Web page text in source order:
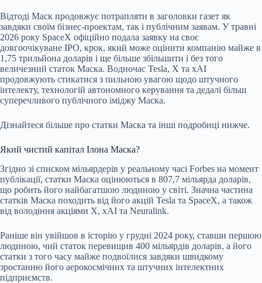
Відтоді Маск продовжує потрапляти в заголовки газет як
завдяки своїм бізнес-проектам, так і публічним заявам. У травні
2026 року SpaceX офіційно подала заявку на своє
довгоочікуване IPO, крок, який може оцінити компанію майже в
1,75 трильйона доларів і ще більше збільшити і без того
величезний статок Маска. Водночас Tesla, X та xAI
продовжують стикатися з пильною увагою щодо штучного
інтелекту, технологій автономного керування та дедалі більш
суперечливого публічного іміджу Маска.
Дізнайтеся більше про статки Маска та інші подробиці нижче.
Який чистий капітал Ілона Маска?
Згідно зі списком мільярдерів у реальному часі Forbes на момент
публікації, статки Маска оцінюються в 807,7 мільярда доларів,
що робить його найбагатшою людиною у світі. Значна частина
статків Маска походить від його акцій Tesla та SpaceX, а також
від володіння акціями X, xAI та Neuralink.
Раніше він увійшов в історію у грудні 2024 року, ставши першою
людиною, чий статок перевищив 400 мільярдів доларів, а його
статки з того часу майже подвоїлися завдяки швидкому
зростанню його аерокосмічних та штучних інтелектних
підприємств.